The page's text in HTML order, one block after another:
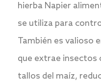
hierba Napier
se utiliza para
También es valioso
que extrae insectos
tallos del maíz,